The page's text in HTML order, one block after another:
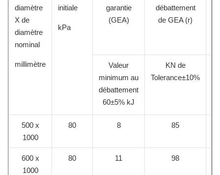
diamètre
X de
diamètre
nominal
millimètre
initiale
kPa
garantie
(GEA)
débattement
de GEA (r)
Valeur
minimum au
débattement
60±5% kJ
KN de
Tolerance±10%
500 x
1000
80 8 85
600 x
1000
80 11 98